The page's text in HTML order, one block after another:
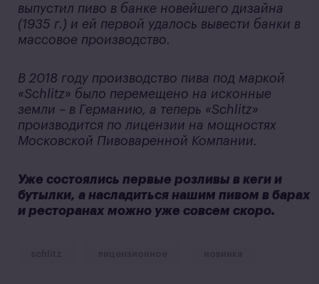
выпустил пиво в банке новейшего дизайна
(1935 г.) и ей первой удалось вывести банки в
массовое производство.
В 2018 году производство пива под маркой
«Schlitz» было перемещено на исконные
земли – в Германию, а теперь «Schlitz»
производится по лицензии на мощностях
Московской Пивоваренной Компании.
Уже состоялись первые розливы в кеги и
бутылки, а насладиться нашим пивом в барах
и ресторанах можно уже совсем скоро.